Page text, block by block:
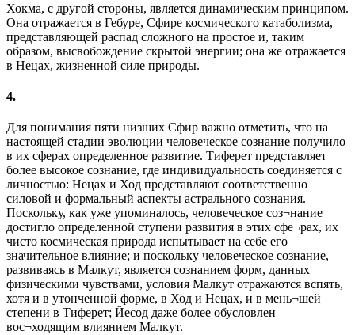
Хокма, с другой стороны, является динамическим принципом.
Она отражается в Гебуре, Сфире космического катаболизма,
представляющей распад сложного на простое и, таким
образом, высвобождение скрытой энергии; она же отражается
в Нецах, жизненной силе природы.
4.
Для понимания пяти низших Сфир важно отметить, что на
настоящей стадии эволюции человеческое сознание получило
в их сферах определенное развитие. Тиферет представляет
более высокое сознание, где индивидуальность соединяется с
личностью: Нецах и Ход представляют соответственно
силовой и формальный аспекты астрального сознания.
Поскольку, как уже упоминалось, человеческое соз¬нание
достигло определенной ступени развития в этих сфе¬рах, их
чисто космическая природа испытывает на себе его
значительное влияние; и поскольку человеческое сознание,
развиваясь в Малкут, является сознанием форм, данных
физическими чувствами, условия Малкут отражаются вспять,
хотя и в утонченной форме, в Ход и Нецах, и в мень¬шей
степени в Тиферет; Йесод даже более обусловлен
вос¬ходящим влиянием Малкут.